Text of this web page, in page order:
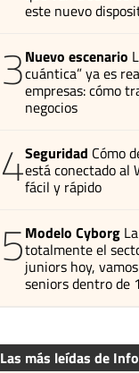
este nuevo
3Nuevo escenario
cuántica” ya es
empresas: cómo
negocios
4Seguridad Cómo
está conectado al
fácil y rápido
5Modelo Cyborg
totalmente el
juniors hoy,
seniors dentro de
Las más leídas de